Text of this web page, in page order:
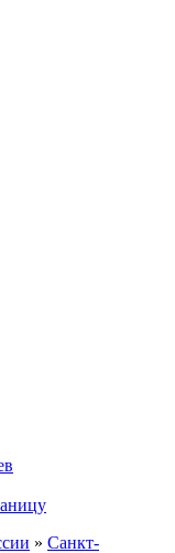
» Санкт-